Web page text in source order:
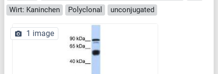
Wirt: Kaninchen
Polyclonal unconjugated
1 image